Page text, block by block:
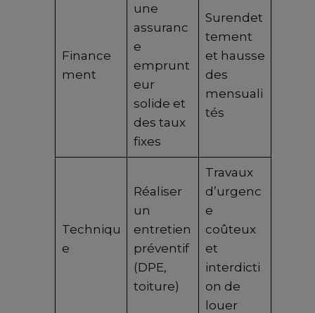
Finance
ment
une
assuranc
e
emprunt
eur
solide et
des taux
fixes
Surendet
tement
et hausse
des
mensuali
tés
Techniqu
e
Réaliser
un
entretien
préventif
(DPE,
toiture)
Travaux
d’urgenc
e
coûteux
et
interdicti
on de
louer